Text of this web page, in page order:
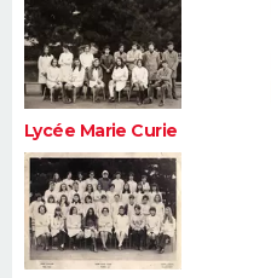
Lycée Marie Curie